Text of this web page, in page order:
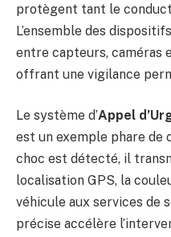
protègent tant le
L’ensemble des
entre capteurs, caméras
offrant une vigilance
Le système d’Appel
est un exemple phare de
choc est détecté, il
localisation GPS, la
véhicule aux services de
précise accélère